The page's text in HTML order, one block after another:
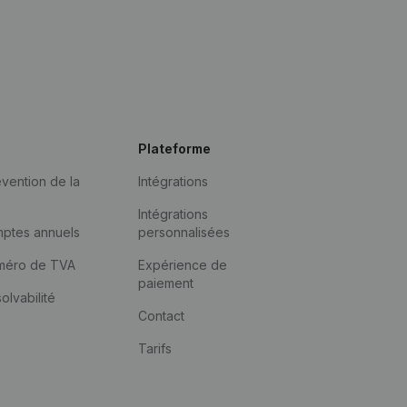
de la
annuels
de TVA
Plateforme
Intégrations
Intégrations
personnalisées
Expérience de
paiement
Contact
Tarifs